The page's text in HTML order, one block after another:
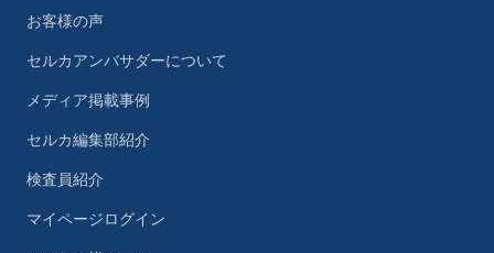
お客様の声
セルカアンバサダーについて
メディア掲載事例
セルカ編集部紹介
検査員紹介
マイページログイン